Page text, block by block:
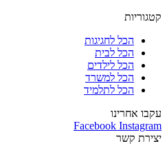
קטגוריות
הכל לחגיגות
הכל לבית
הכל לילדים
הכל למשרד
הכל לתלמיד
עקבו אחרינו
Facebook Instagram
יצירת קשר